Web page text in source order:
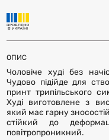
ОПИС
Чоловіче худі без
Чудово підійде для
принт трипільського
Худі виготовлене з
який має гарну
стійкий до
повітропроникний.